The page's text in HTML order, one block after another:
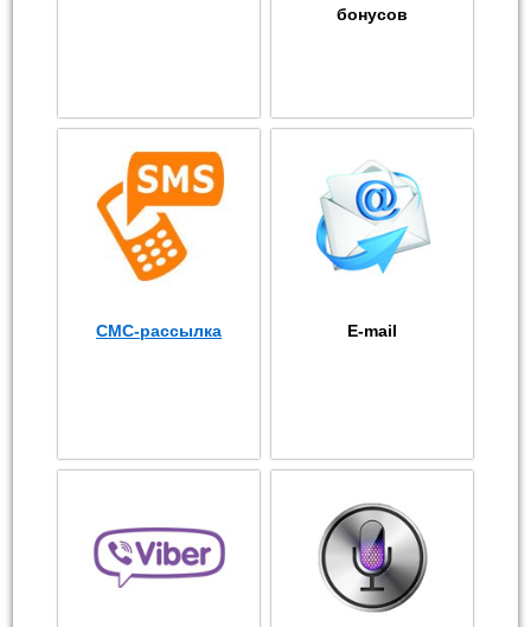
бонусов
СМС-рассылка E-mail